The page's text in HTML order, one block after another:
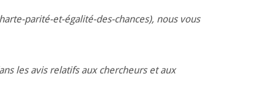
parité-et-égalité-des-chances), nous vous
les avis relatifs aux chercheurs et aux